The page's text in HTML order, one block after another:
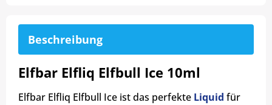
Beschreibung
Elfbar Elfliq Elfbull Ice 10ml
Elfbar Elfliq Elfbull Ice ist das perfekte Liquid für